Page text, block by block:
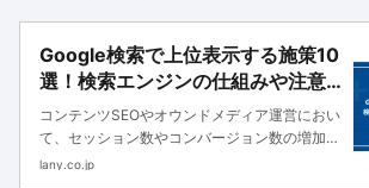
Google検索で上位表示する施策10
選！検索エンジンの仕組みや注意
点も解説
コンテンツSEOやオウンドメディア運営におい
て、セッション数やコンバージョン数の増加を
実現するためには、Google検索での上位表示
lany.co.jp